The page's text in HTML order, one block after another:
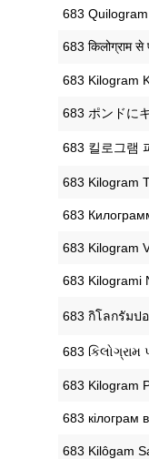
‎683
‎683 किलोग्राम से
‎683 Kilogram
‎683 ポンドに
‎683 킬로그램
‎683 Kilogram
‎683
‎683 Kilogram
‎683 Kilogrami
‎683 กิโลกรัมป
‎683 કિલોગ્રામ
‎683 Kilogram
‎683 кілограм
‎683 Kilôgam